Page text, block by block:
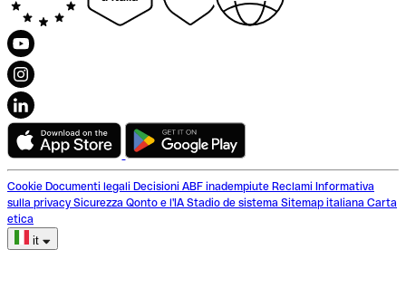
Cookie Documenti legali Decisioni ABF inadempiute Reclami Informativa
sulla privacy Sicurezza Qonto e l'IA Stadio de sistema Sitemap italiana Carta
etica
it